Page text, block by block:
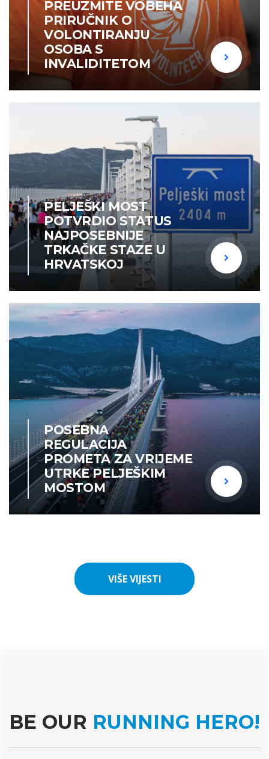
PREUZMITE VOBEHA
PRIRUČNIK O
VOLONTIRANJU
OSOBA S
INVALIDITETOM
PELJEŠKI MOST
POTVRDIO STATUS
NAJPOSEBNIJE
TRKAČKE STAZE U
HRVATSKOJ
POSEBNA
REGULACIJA
PROMETA ZA VRIJEME
UTRKE PELJEŠKIM
MOSTOM
VIŠE VIJESTI
VIŠE VIJESTI
BE OUR RUNNING HERO!